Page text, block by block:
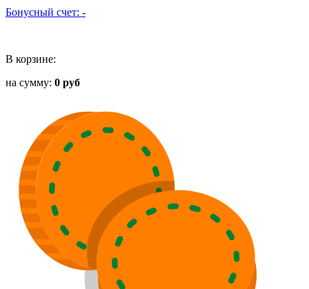
Бонусный счет: -
В корзине:
на сумму: 0 руб